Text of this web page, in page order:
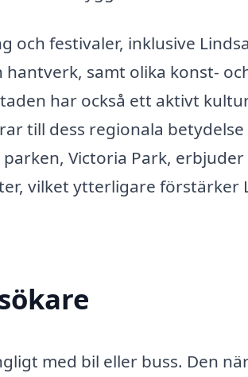
och festivaler, inklusive
samt olika konst-
har också ett aktivt
till dess regionala betydelse
Victoria Park, erbjuder
vilket ytterligare förstärker
med bil eller buss. Den